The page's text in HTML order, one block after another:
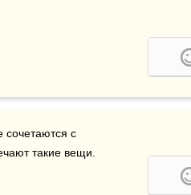
сочетаются с
такие вещи.